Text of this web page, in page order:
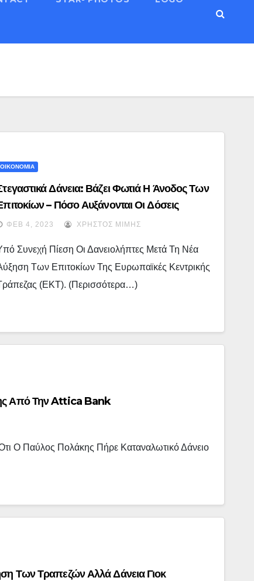
ΟΙΚΟΝΟΜΙΑ
Δάνεια: Βάζει Φωτιά Η Άνοδος Των
– Πόσο Αυξάνονται Οι Δόσεις
ΦΕΒ 4, 2023 ΧΡΉΣΤΟΣ ΜΊΜΗΣ
Συνεχή Πίεση Οι Δανειολήπτες Μετά Τη Νέα
Των Επιτοκίων Της Ευρωπαϊκές Κεντρικής
(ΕΚΤ). (περισσότερα…)
Από Την Attica Bank
Ο Παύλος Πολάκης Πήρε Καταναλωτικό Δάνειο
Των Τραπεζών Αλλά Δάνεια Γιοκ